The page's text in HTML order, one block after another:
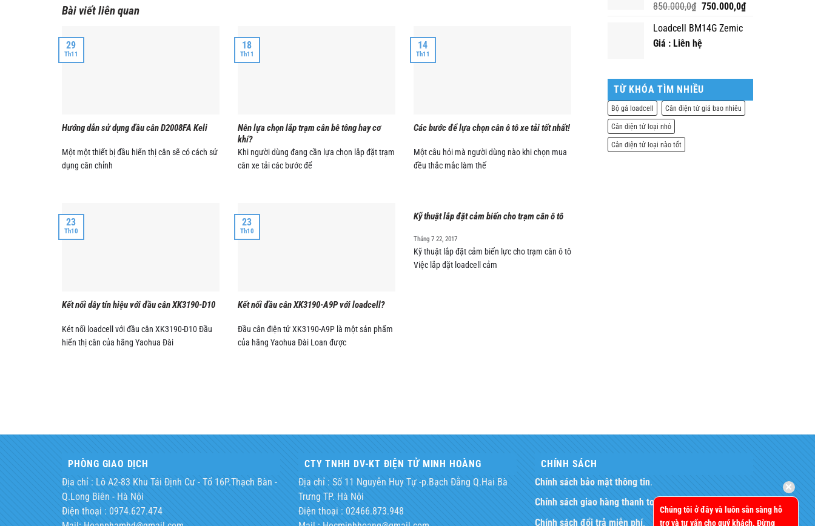
Bài viết liên quan
Hướng dẫn sử dụng đầu cân D2008FA Keli
Một một thiết bị đầu hiển thị cân sẽ có cách sử
dụng căn chỉnh
29
Th11
Nên lựa chọn lắp trạm cân bê tông hay cơ
khí?
Khi người dùng đang cần lựa chọn lắp đặt trạm
cân xe tải các bước để
18
Th11
Các bước để lựa chọn cân ô tô xe tải tốt nhất!
Một câu hỏi mà người dùng nào khi chọn mua
đều thắc mắc làm thế
14
Th11
Kết nối dây tín hiệu với đầu cân XK3190-D10
Két nối loadcell với đầu cân XK3190-D10 Đầu
hiển thị cân của hãng Yaohua Đài
23
Th10
Kết nối đầu cân XK3190-A9P với loadcell?
Đầu cân điện tử XK3190-A9P là một sản phẩm
của hãng Yaohua Đài Loan được
23
Th10
Kỹ thuật lắp đặt cảm biến cho trạm cân ô tô
Tháng 7 22, 2017
Kỹ thuật lắp đặt cảm biến lực cho trạm cân ô tô
Việc lắp đặt loadcell cảm
850.000,0₫ Giá
là:
850.000,0₫.
750.000,0₫Giá
Loadcell BM14G Zemic
Giá : Liên hệ
TỪ KHÓA TÌM NHIỀU
Bộ gá loadcell
Cân điện tử giá bao nhiêu
Cân điện tử loại nhỏ
Cân điện tử loại nào tốt
PHÒNG GIAO DỊCH
Địa chỉ : Lô A2-83 Khu Tái Định Cư - Tổ 16P.Thạch Bàn -
Q.Long Biên - Hà Nội
Điện thoại : 0974.627.474
CTY TNHH DV-KT ĐIỆN TỬ MINH HOÀNG
Địa chỉ : Số 11 Nguyễn Huy Tự -p.Bạch Đằng Q.Hai Bà
Trưng TP. Hà Nội
Điện thoại : 02466.873.948
CHÍNH SÁCH
Chính sách bảo mật thông tin.
Chính sách giao hàng thanh toán
Chính sách đổi trả miễn phí.
Chúng tôi ở đây và luôn sẵn sàng hỗ
trợ và tư vấn cho quý khách. Đừng